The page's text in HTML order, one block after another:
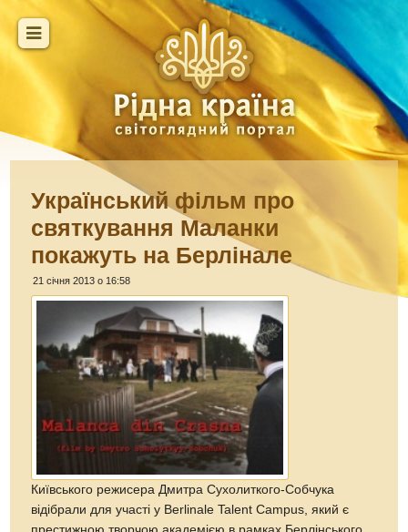
Український фільм про
святкування Маланки
покажуть на Берлінале
21 січня 2013 о 16:58
Київського режисера Дмитра Сухолиткого-Собчука
відібрали для участі у Berlinale Talent Campus, який є